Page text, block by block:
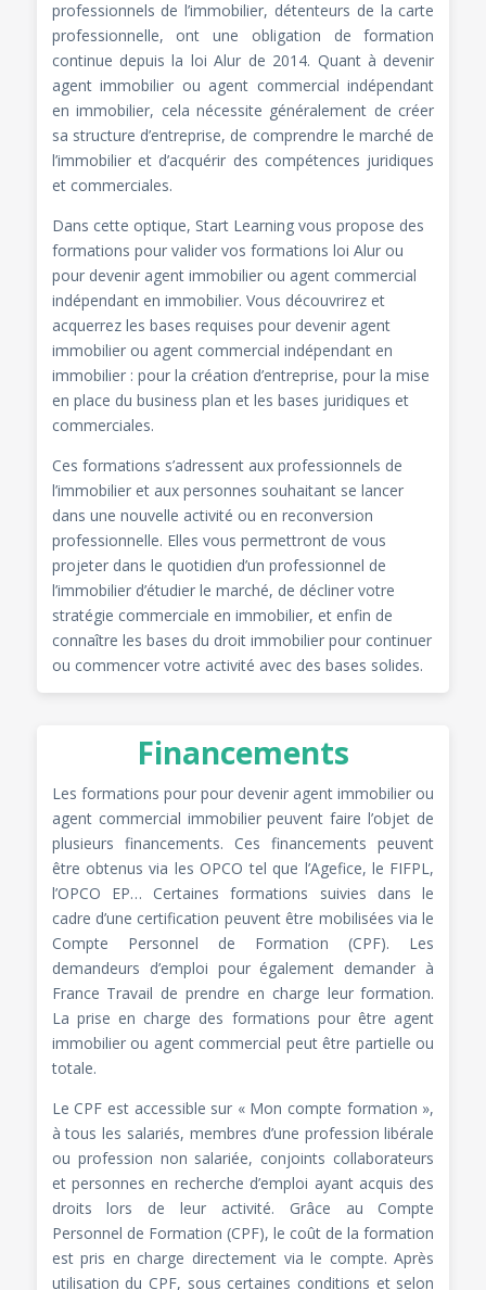
professionnels de l’immobilier, détenteurs de la carte
professionnelle, ont une obligation deformation
continue depuis la loi Alur de 2014. Quant à devenir
agent immobilier ou agent commercial indépendant
en immobilier, cela nécessite généralement de créer
sa structure d’entreprise, de comprendre le marché de
l’immobilier et d’acquérir des compétences juridiques
et commerciales.
Dans cette optique, Start Learning vous propose des
formations pour valider vos formations loi Alur ou
pour devenir agent immobilier ou agent commercial
indépendant en immobilier. Vous découvrirez et
acquerrez les bases requises pour devenir agent
immobilier ou agent commercial indépendant en
immobilier : pour la création d’entreprise, pour la mise
en place du business plan et les bases juridiques et
commerciales.
Ces formations s’adressent aux professionnels de
l’immobilier et aux personnes souhaitant se lancer
dans une nouvelle activité ou en reconversion
professionnelle. Elles vous permettront de vous
projeter dans le quotidien d’un professionnel de
l’immobilier d’étudier le marché, de décliner votre
stratégie commerciale en immobilier, et enfin de
connaître les bases du droit immobilier pour continuer
ou commencer votre activité avec des bases solides.
Financements
Les formations pour pour devenir agent immobilier ou
agent commercial immobilier peuvent faire l’objet de
plusieurs financements. Ces financements peuvent
être obtenus via les OPCO tel que l’Agefice, le FIFPL,
l’OPCO EP… Certaines formations suivies dans le
cadre d’une certification peuvent être mobilisées via le
Compte Personnel de Formation (CPF). Les
demandeurs d’emploi pour également demander à
France Travail de prendre en charge leur formation.
La prise en charge des formations pour être agent
immobilier ou agent commercial peut être partielle ou
totale.
Le CPF est accessible sur « Mon compte formation »,
à tous les salariés, membres d’une profession libérale
ou profession non salariée, conjoints collaborateurs
et personnes en recherche d’emploi ayant acquis des
droits lors de leur activité. Grâce au Compte
Personnel de Formation (CPF), le coût de la formation
est pris en charge directement via le compte. Après
utilisation du CPF, sous certaines conditions et selon